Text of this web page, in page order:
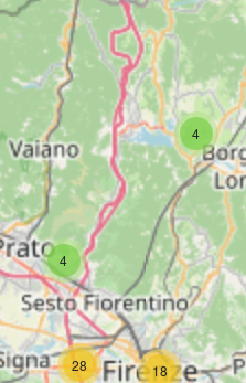
4
4
28 18